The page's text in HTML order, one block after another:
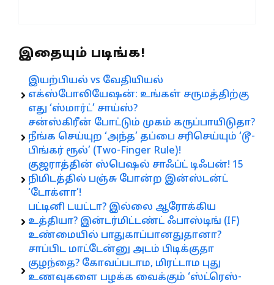
இதையும் படிங்க!
இயற்பியல் vs வேதியியல்
எக்ஸ்போலியேஷன்: உங்கள் சருமத்திற்கு
எது ‘ஸ்மார்ட்’ சாய்ஸ்?
சன்ஸ்கிரீன் போட்டும் முகம் கருப்பாயிடுதா?
நீங்க செய்யுற ‘அந்த’ தப்பை சரிசெய்யும் ‘டூ-
பிங்கர் ரூல்’ (Two-Finger Rule)!
குஜராத்தின் ஸ்பெஷல் சாஃப்ட் டிஃபன்! 15
நிமிடத்தில் பஞ்சு போன்ற இன்ஸ்டன்ட்
‘டோக்ளா’!
பட்டினி டயட்டா? இல்லை ஆரோக்கிய
உத்தியா? இன்டர்மிட்டண்ட் ஃபாஸ்டிங் (IF)
உண்மையில் பாதுகாப்பானதுதானா?
சாப்பிட மாட்டேன்னு அடம் பிடிக்குதா
குழந்தை? கோவப்படாம, மிரட்டாம புது
உணவுகளை பழக்க வைக்கும் ‘ஸ்ட்ரெஸ்-